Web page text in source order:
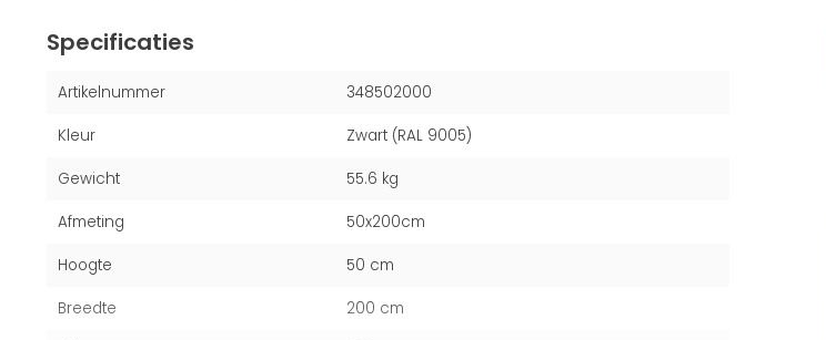
Specificaties
Artikelnummer 348502000
Kleur Zwart (RAL 9005)
Gewicht 55.6 kg
Afmeting 50x200cm
Hoogte 50 cm
Breedte 200 cm